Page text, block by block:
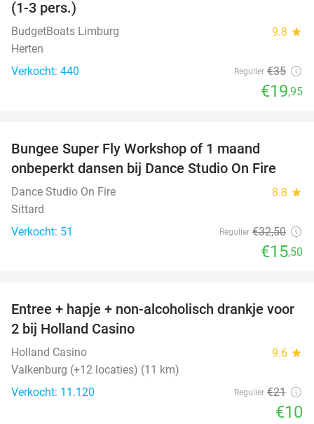
(1-3 pers.)
BudgetBoats Limburg 9.8 star
Herten
Verkocht: 440
Regulier €35
€19,95
Bungee Super Fly Workshop of 1 maand
onbeperkt dansen bij Dance Studio On Fire
Dance Studio On Fire 8.8 star
Sittard
Verkocht: 51
Regulier €32,50
€15,50
52%
Entree + hapje + non-alcoholisch drankje voor
2 bij Holland Casino
Holland Casino 9.6 star
Valkenburg (+12 locaties) (11 km)
Verkocht: 11.120
Regulier €21
€10